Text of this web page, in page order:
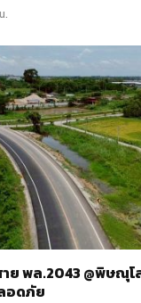
.
ย พล.2043 @พิษณุโ
อดภัย